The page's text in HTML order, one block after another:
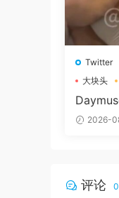
Twitter
大块头
纳尔）
2026-
评论 0